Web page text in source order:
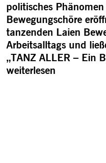
politisches
Bewegungschöre
tanzenden Laien
Arbeitsalltags und
„TANZ ALLER – Ein
weiterlesen